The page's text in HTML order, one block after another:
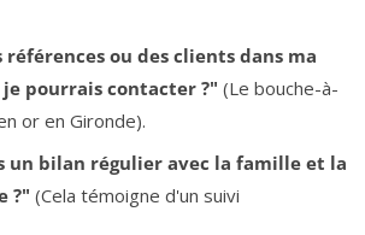
références ou des clients dans ma
pourrais contacter ?" (Le bouche-à-
or en Gironde).
un bilan régulier avec la famille et la
?" (Cela témoigne d'un suivi